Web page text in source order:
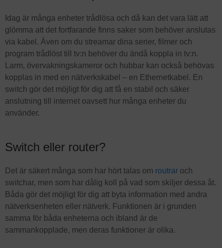
Idag är många enheter trådlösa och då kan det vara lätt att
glömma att det fortfarande finns saker som behöver anslutas
via kabel. Även om du streamar dina serier, filmer och
program trådlöst till tv:n behöver du ändå koppla in tv:n.
Larm, övervakningskameror och hubbar kan också behövas
kopplas in med en nätverkskabel – en Ethernetkabel. En
switch gör det möjligt för dig att få en stabil och säker
anslutning till internet oavsett hur många enheter du
använder.
Switch eller router?
Det är säkert många som har hört talas om routrar och
switchar, men som har dålig koll på vad som skiljer dessa åt.
Båda gör det möjligt för dig att byta information med andra
nätverksenheten eller nätverk. Funktionen är i grunden
samma för båda enheterna och ibland är de
sammankopplade, men deras funktioner är olika.